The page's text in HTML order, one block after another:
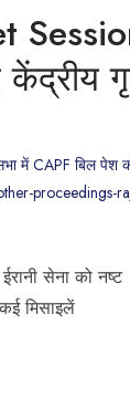
में CAPF बिल पेश
proceedings-
सेना को नष्ट
मिसाइलें